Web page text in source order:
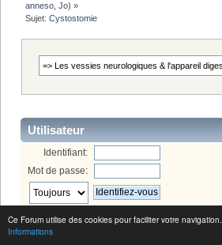
Ce Forum utilise des cookies pour faciliter votre navigation.
Informations
anneso ,Jo) »
Sujet:Cystostomie
Utilisateur
Identifiant:
Mot de passe:
Menu forum